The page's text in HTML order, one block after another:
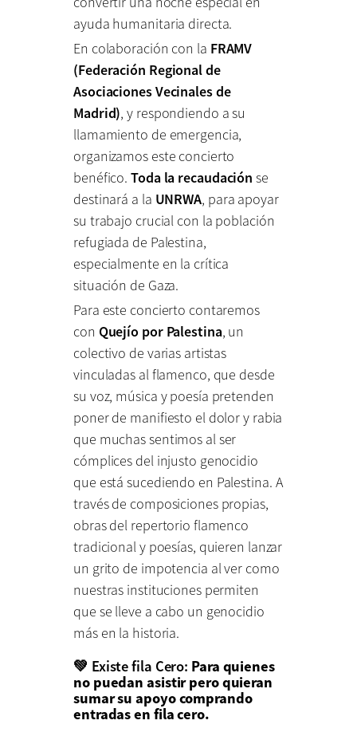
ayuda humanitaria directa.
En colaboración con la FRAMV
(Federación Regional de
Asociaciones Vecinales de
Madrid), y respondiendo a su
llamamiento de emergencia,
organizamos este concierto
benéfico.Toda la recaudación se
destinará a la UNRWA, para apoyar
su trabajo crucial con la población
refugiada de Palestina,
especialmente en la crítica
situación de Gaza.
Para este concierto contaremos
con Quejío por Palestina, un
colectivo de varias artistas
vinculadas al flamenco, que desde
su voz, música y poesía pretenden
poner de manifiesto el dolor y rabia
que muchas sentimos al ser
cómplices del injusto genocidio
que está sucediendo en Palestina. A
través de composiciones propias,
obras del repertorio flamenco
tradicional y poesías, quieren lanzar
un grito de impotencia al ver como
nuestras instituciones permiten
que se lleve a cabo un genocidio
más en la historia.
💚 Existe fila Cero: Para quienes
no puedan asistir pero quieran
sumar su apoyo comprando
entradas en fila cero.